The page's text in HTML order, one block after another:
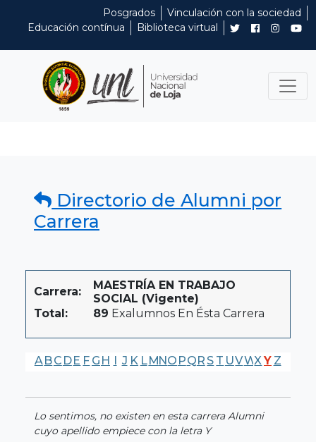
Posgrados
Vinculación con la sociedad
Educación contínua
Biblioteca virtual
Directorio de Alumni por
Carrera
Carrera:
MAESTRÍA EN TRABAJO
SOCIAL (Vigente)
Total:
89 Exalumnos En Ésta Carrera
A BC DE F G H I J K LMNO PQR S T UVWX Y Z
Lo sentimos, no existen en esta carrera Alumni
cuyo apellido empiece con la letra Y